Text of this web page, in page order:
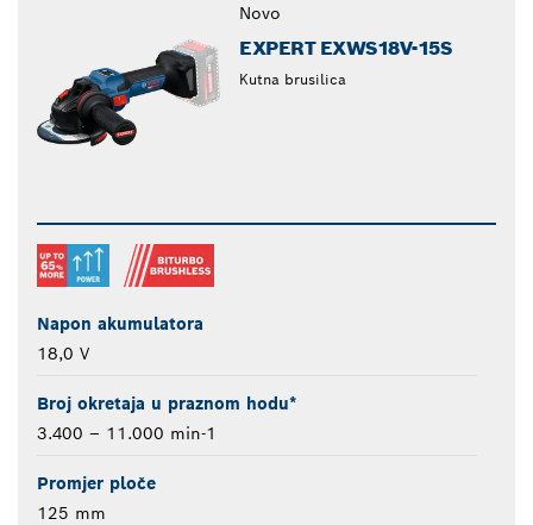
Novo
EXPERT EXWS18V-15S
Kutna brusilica
Napon akumulatora
18,0 V
Broj okretaja u praznom hodu*
3.400 – 11.000 min-1
Promjer ploče
125 mm